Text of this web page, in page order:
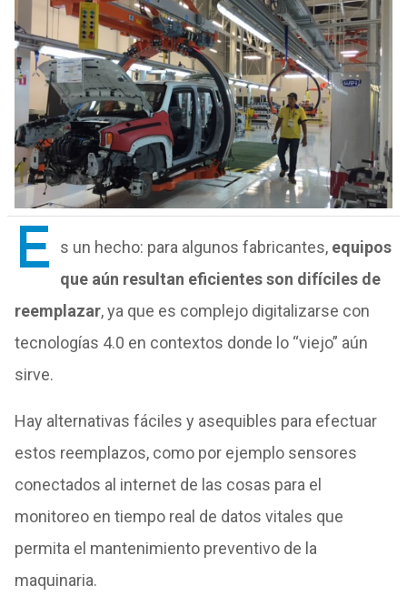
E s un hecho: para algunos fabricantes, equipos
que aún resultan eficientes son difíciles de
reemplazar, ya que es complejo digitalizarse con
tecnologías 4.0 en contextos donde lo “viejo” aún
sirve.
Hay alternativas fáciles y asequibles para efectuar
estos reemplazos, como por ejemplo sensores
conectados al internet de las cosas para el
monitoreo en tiempo real de datos vitales que
permita el mantenimiento preventivo de la
maquinaria.